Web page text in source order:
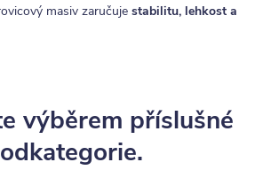
masiv zaručuje stabilitu, lehkost a
výběrem příslušné